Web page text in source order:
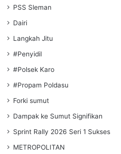
PSS Sleman
Dairi
Langkah Jitu
#Penyidil
#Polsek Karo
#Propam Poldasu
Forki sumut
Dampak ke Sumut Signifikan
Sprint Rally 2026 Seri 1 Sukses
METROPOLITAN